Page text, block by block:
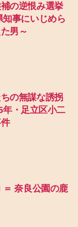
の逆恨み選挙
知事にいじめら
男～
の無謀な誘拐
年・足立区小二
＝ 奈良公園の鹿